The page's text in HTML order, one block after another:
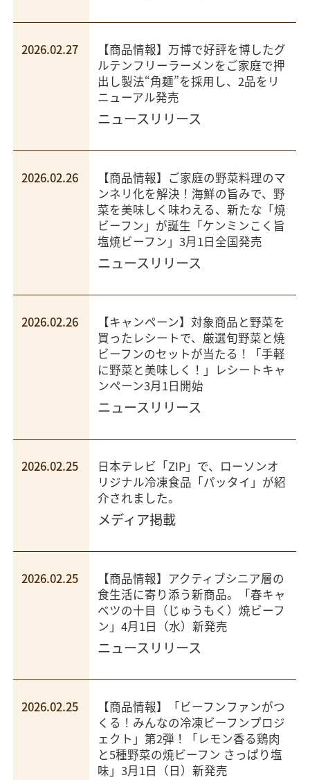
2026.02.27
【商品情報】万博で好評を博したグ
ルテンフリーラーメンをご家庭で押
出し製法“角麺”を採用し、2品をリ
ニューアル発売
ニュースリリース
2026.02.26
【商品情報】ご家庭の野菜料理のマ
ンネリ化を解決！海鮮の旨みで、野
菜を美味しく味わえる、新たな「焼
ビーフン」が誕生「ケンミンこく旨
塩焼ビーフン」3月1日全国発売
ニュースリリース
2026.02.26
【キャンペーン】対象商品と野菜を
買ったレシートで、厳選旬野菜と焼
ビーフンのセットが当たる！「手軽
に野菜と美味しく！」レシートキャ
ンペーン3月1日開始
ニュースリリース
2026.02.25
日本テレビ「ZIP」で、ローソンオ
リジナル冷凍食品「パッタイ」が紹
介されました。
メディア掲載
2026.02.25
【商品情報】アクティブシニア層の
食生活に寄り添う新商品。「春キャ
ベツの十目（じゅうもく）焼ビーフ
ン」4月1日（水）新発売
ニュースリリース
2026.02.25
【商品情報】「ビーフンファンがつ
くる！みんなの冷凍ビーフンプロジ
ェクト」第2弾！「レモン香る鶏肉
と5種野菜の焼ビーフン さっぱり塩
味」3月1日（日）新発売